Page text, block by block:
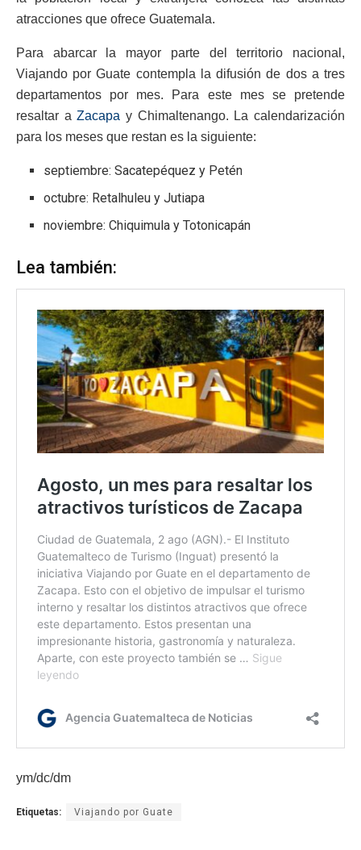
atracciones que ofrece Guatemala.
Para abarcar la mayor parte del territorio nacional,
Viajando por Guate contempla la difusión de dos a tres
departamentos por mes. Para este mes se pretende
resaltar aZacapa y Chimaltenango. La calendarización
para los meses que restan es la siguiente:
septiembre: Sacatepéquez y Petén
octubre: Retalhuleu y Jutiapa
noviembre: Chiquimula y Totonicapán
Lea también:
ym/dc/dm
Etiquetas: Viajando por Guate